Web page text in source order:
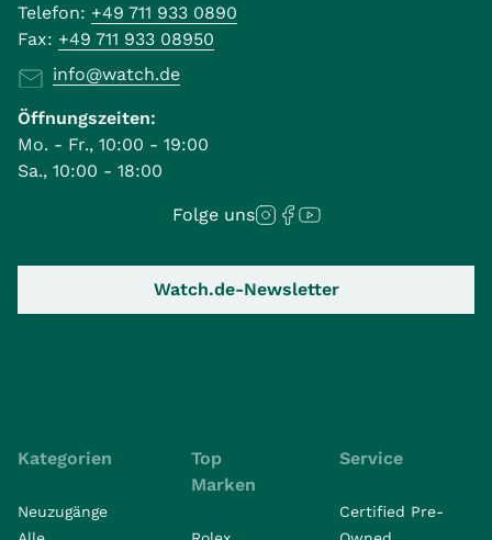
Telefon: +49 711 933 0890
Fax: +49 711 933 08950
info@watch.de
Öffnungszeiten:
Mo. - Fr., 10:00 - 19:00
Sa., 10:00 - 18:00
Folge uns
Watch.de-Newsletter
Kategorien
Neuzugänge
Top
Marken
Service
Certified Pre-